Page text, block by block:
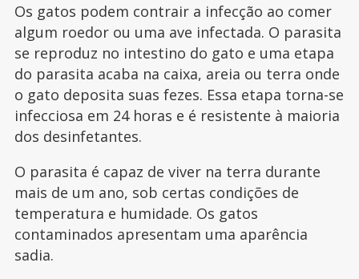
Os gatos podem contrair a infecção ao comer
algum roedor ou uma ave infectada. O parasita
se reproduz no intestino do gato e uma etapa
do parasita acaba na caixa, areia ou terra onde
o gato deposita suas fezes. Essa etapa torna-se
infecciosa em 24 horas e é resistente à maioria
dos desinfetantes.
O parasita é capaz de viver na terra durante
mais de um ano, sob certas condições de
temperatura e humidade. Os gatos
contaminados apresentam uma aparência
sadia.